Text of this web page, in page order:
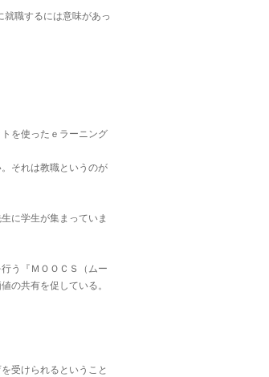
職するには意味があっ
を使ったｅラーニング
それは教職というのが
に学生が集まっていま
う『ＭＯＯＣＳ（ムー
の共有を促している。
受けられるということ